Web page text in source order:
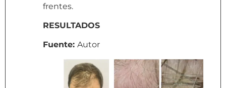
frentes.
RESULTADOS
Fuente: Autor